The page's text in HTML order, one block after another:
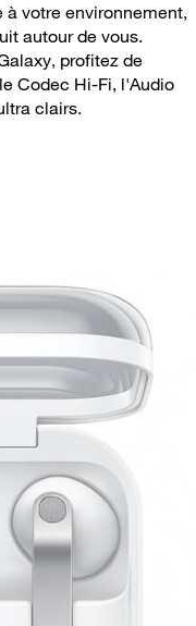
votre environnement,
autour de vous.
profitez de
Codec Hi-Fi, l'Audio
clairs.